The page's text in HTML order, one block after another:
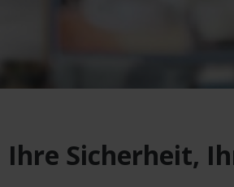
Ihre Sicherheit,